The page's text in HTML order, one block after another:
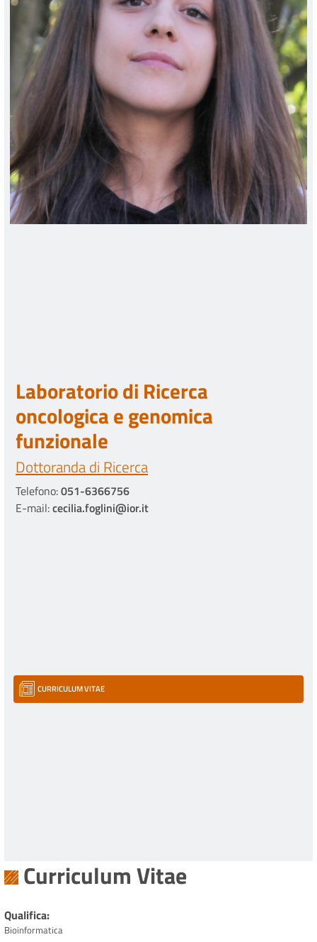
Laboratorio di Ricerca
oncologica e genomica
funzionale
Dottoranda di Ricerca
Telefono:051-6366756
E-mail:cecilia.foglini@ior.it
CURRICULUM VITAE
Curriculum Vitae
Qualifica
Bioinformatica